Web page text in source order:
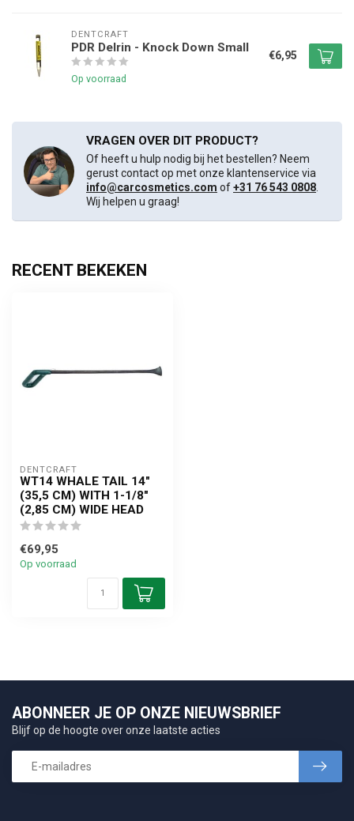
DENTCRAFT
PDR Delrin - Knock Down Small
Op voorraad
€6,95
VRAGEN OVER DIT PRODUCT?
Of heeft u hulp nodig bij het bestellen? Neem
gerust contact op met onze klantenservice via
info@carcosmetics.com of+31 76 543 0808
Wij helpen u graag!
RECENT BEKEKEN
DENTCRAFT
WT14 WHALE TAIL 14"
(35,5 CM) WITH 1-1/8"
(2,85 CM) WIDE HEAD
€69,95
Op voorraad
ABONNEER JE OP ONZE NIEUWSBRIEF
Blijf op de hoogte over onze laatste acties